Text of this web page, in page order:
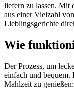
liefern zu lassen. Mit
aus einer Vielzahl
Lieblingsgerichte
Wie
Der Prozess, um
einfach und bequem.
Mahlzeit zu genießen: